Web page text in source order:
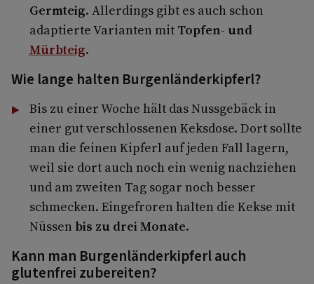
Germteig. Allerdings gibt es auch schon
adaptierte Varianten mit Topfen- und
Mürbteig.
Wie lange halten Burgenländerkipferl?
Bis zu einer Woche hält das Nussgebäck in
einer gut verschlossenen Keksdose. Dort sollte
man die feinen Kipferl auf jeden Fall lagern,
weil sie dort auch noch ein wenig nachziehen
und am zweiten Tag sogar noch besser
schmecken. Eingefroren halten die Kekse mit
Nüssen bis zu drei Monate.
Kann man Burgenländerkipferl auch
glutenfrei zubereiten?